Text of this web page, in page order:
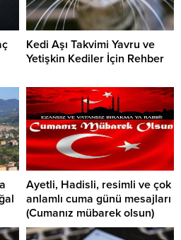
Kedi Aşı Takvimi Yavru ve
Yetişkin Kediler İçin Rehber
Ayetli, Hadisli, resimli ve çok
anlamlı cuma günü mesajları
(Cumanız mübarek olsun)